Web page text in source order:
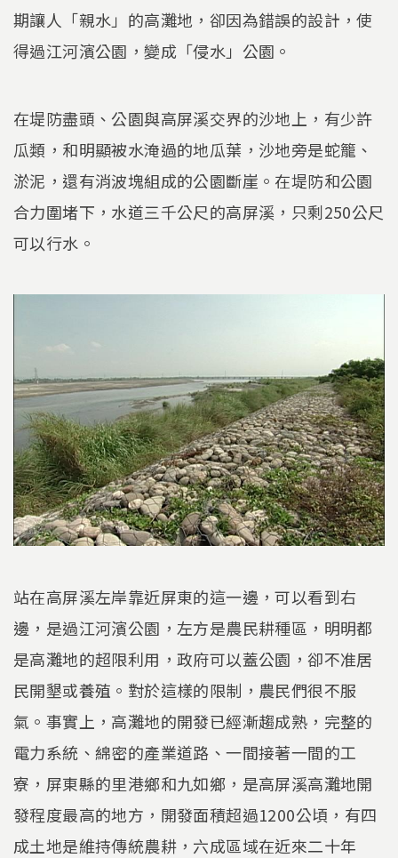
期讓人「親水」的高灘地，卻因為錯誤的設計，使
得過江河濱公園，變成「侵水」公園。
在堤防盡頭、公園與高屏溪交界的沙地上，有少許
瓜類，和明顯被水淹過的地瓜葉，沙地旁是蛇籠、
淤泥，還有消波塊組成的公園斷崖。在堤防和公園
合力圍堵下，水道三千公尺的高屏溪，只剩250公尺
可以行水。
站在高屏溪左岸靠近屏東的這一邊，可以看到右
邊，是過江河濱公園，左方是農民耕種區，明明都
是高灘地的超限利用，政府可以蓋公園，卻不准居
民開墾或養殖。對於這樣的限制，農民們很不服
氣。事實上，高灘地的開發已經漸趨成熟，完整的
電力系統、綿密的產業道路、一間接著一間的工
寮，屏東縣的里港鄉和九如鄉，是高屏溪高灘地開
發程度最高的地方，開發面積超過1200公頃，有四
成土地是維持傳統農耕，六成區域在近來二十年